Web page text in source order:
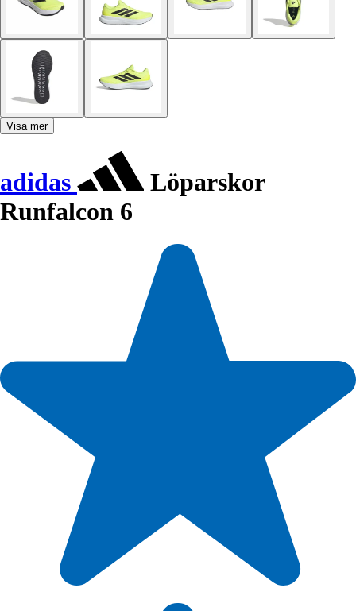
Visa mer
adidas
Löparskor
Runfalcon 6